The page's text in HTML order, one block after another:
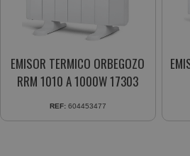
EMISOR TERMICO ORBEGOZO
RRM 1010 A 1000W 17303
REF: 604453477